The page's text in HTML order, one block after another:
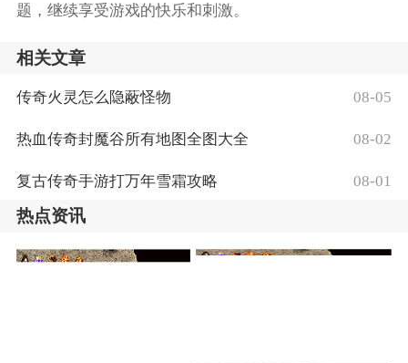
题，继续享受游戏的快乐和刺激。
相关文章
传奇火灵怎么隐蔽怪物 08-05
热血传奇封魔谷所有地图全图大全 08-02
复古传奇手游打万年雪霜攻略 08-01
热点资讯